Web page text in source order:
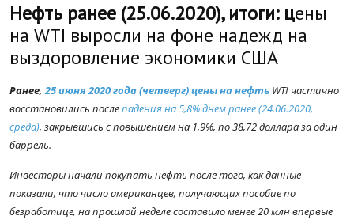
Нефть ранее (25.06.2020), итоги: цены
на WTI выросли на фоне надежд на
выздоровление экономики США
Ранее,25 июня 2020 года (четверг) цены на нефть WTI частично
восстановились послепадения на 5,8% днем ранее (24.06.2020,
среда), закрывшись с повышением на 1,9%, по 38,72 доллара за один
баррель.
Инвесторы начали покупать нефть после того, как данные
показали, что число американцев, получающих пособие по
безработице, на прошлой неделе составило менее 20 млн впервые